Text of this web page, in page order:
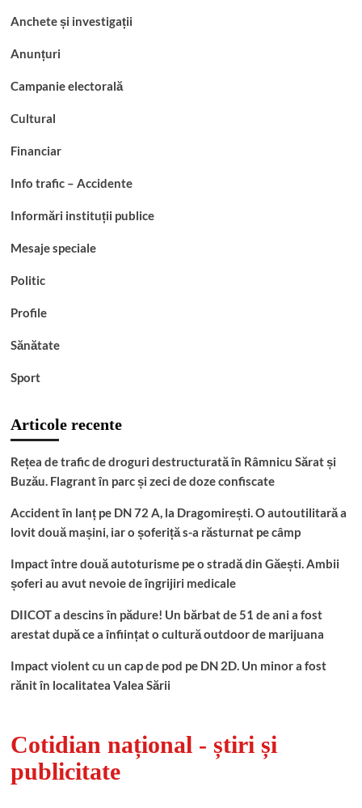
Anchete și investigații
Anunțuri
Campanie electorală
Cultural
Financiar
Info trafic – Accidente
Informări instituții publice
Mesaje speciale
Politic
Profile
Sănătate
Sport
Articole recente
Rețea de trafic de droguri destructurată în Râmnicu Sărat și
Buzău. Flagrant în parc și zeci de doze confiscate
Accident în lanț pe DN 72 A, la Dragomirești. O autoutilitară a
lovit două mașini, iar o șoferiță s-a răsturnat pe câmp
Impact între două autoturisme pe o stradă din Găești. Ambii
șoferi au avut nevoie de îngrijiri medicale
DIICOT a descins în pădure! Un bărbat de 51 de ani a fost
arestat după ce a înființat o cultură outdoor de marijuana
Impact violent cu un cap de pod pe DN 2D. Un minor a fost
rănit în localitatea Valea Sării
Cotidian național - știri și
publicitate